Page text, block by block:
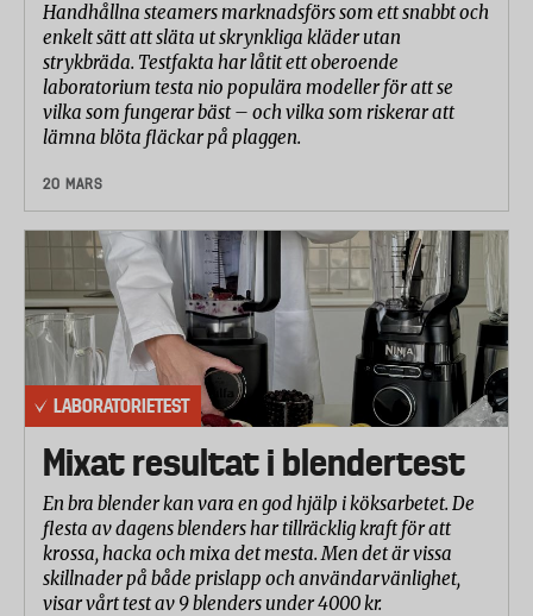
Handhållna steamers marknadsförs som ett snabbt och
enkelt sätt att släta ut skrynkliga kläder utan
strykbräda. Testfakta har låtit ett oberoende
laboratorium testa nio populära modeller för att se
vilka som fungerar bäst – och vilka som riskerar att
lämna blöta fläckar på plaggen.
20 MARS
LABORATORIETEST
Mixat resultat i blendertest
En bra blender kan vara en god hjälp i köksarbetet. De
flesta av dagens blenders har tillräcklig kraft för att
krossa, hacka och mixa det mesta. Men det är vissa
skillnader på både prislapp och användarvänlighet,
visar vårt test av 9 blenders under 4000 kr.